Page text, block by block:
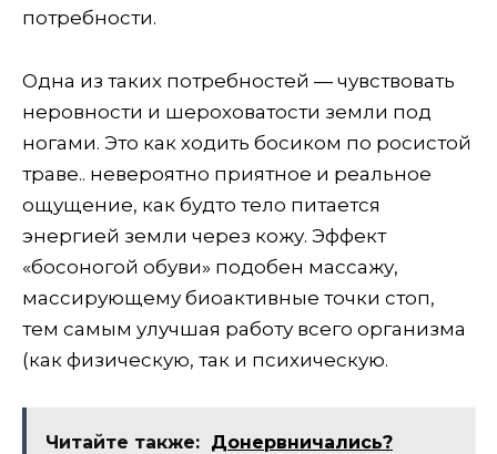
потребности.
Одна из таких потребностей — чувствовать
неровности и шероховатости земли под
ногами. Это как ходить босиком по росистой
траве.. невероятно приятное и реальное
ощущение, как будто тело питается
энергией земли через кожу. Эффект
«босоногой обуви» подобен массажу,
массирующему биоактивные точки стоп,
тем самым улучшая работу всего организма
(как физическую, так и психическую.
Читайте также: Донервничались?